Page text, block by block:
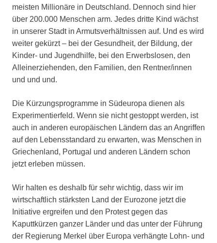
meisten Millionäre in Deutschland. Dennoch sind hier
über 200.000 Menschen arm. Jedes dritte Kind wächst
in unserer Stadt in Armutsverhältnissen auf. Und es wird
weiter gekürzt – bei der Gesundheit, der Bildung, der
Kinder- und Jugendhilfe, bei den Erwerbslosen, den
Alleinerziehenden, den Familien, den Rentner/innen
und und und.
Die Kürzungsprogramme in Südeuropa dienen als
Experimentierfeld. Wenn sie nicht gestoppt werden, ist
auch in anderen europäischen Ländern das an Angriffen
auf den Lebensstandard zu erwarten, was Menschen in
Griechenland, Portugal und anderen Ländern schon
jetzt erleben müssen.
Wir halten es deshalb für sehr wichtig, dass wir im
wirtschaftlich stärksten Land der Eurozone jetzt die
Initiative ergreifen und den Protest gegen das
Kaputtkürzen ganzer Länder und das unter der Führung
der Regierung Merkel über Europa verhängte Lohn- und